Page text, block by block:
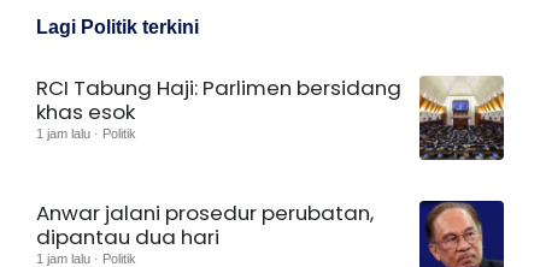
Lagi Politik terkini
RCI Tabung Haji: Parlimen bersidang
khas esok
1 jam lalu · Politik
Anwar jalani prosedur perubatan,
dipantau dua hari
1 jam lalu · Politik